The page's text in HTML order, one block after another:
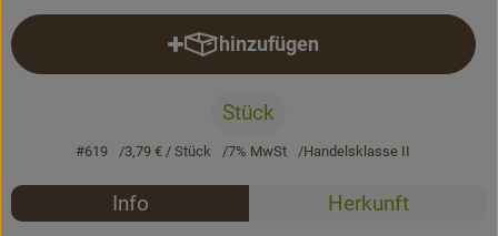
Büro&Kita
Rezepte
hinzufügen
Produkt zum Warenkorb
Stück
#619 3,79 €/ Stück 7% MwSt Handelsklasse II
Rezepte
Info Herkunft